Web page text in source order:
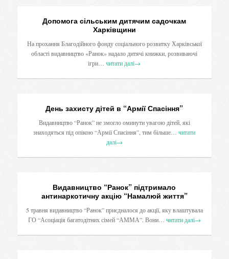
Допомога сільським дитячим садочкам
Харківщини
На прохання Благодійного фонду соціального розвитку Харківської
області видавництво «Ранок» надало дитячі книжки, розвиваючі
ігри… читати далі→
День захисту дітей в “Армії Спасіння”
Видавництво “Ранок” не змогло оминути увагою дітей, які
знаходяться під опікою “Армії Спасіння”, тим більше… читати
далі→
Видавництво “Ранок” підтримало
антинаркотичну акцію “Намалюй життя”
5 травня видавництво “Ранок” приєдналося до акції, яку влаштувала
ГО “Асоціація багатодітних сімей “АММА”. Вони… читати далі→